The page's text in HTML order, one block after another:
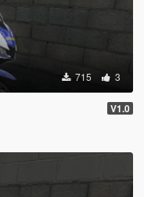
715 3
V1.0